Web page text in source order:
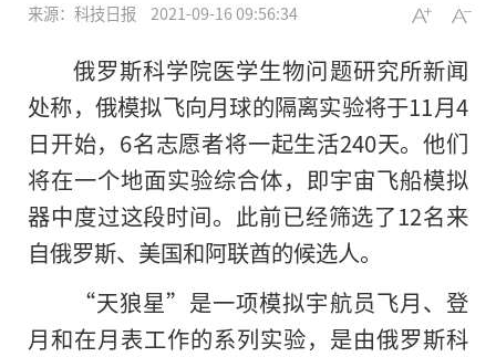
来源：科技日报 2021-09-16 09:56:34
俄罗斯科学院医学生物问题研究所新闻
处称，俄模拟飞向月球的隔离实验将于11月4
日开始，6名志愿者将一起生活240天。他们
将在一个地面实验综合体，即宇宙飞船模拟
器中度过这段时间。此前已经筛选了12名来
自俄罗斯、美国和阿联酋的候选人。
“天狼星”是一项模拟宇航员飞月、登
月和在月表工作的系列实验，是由俄罗斯科